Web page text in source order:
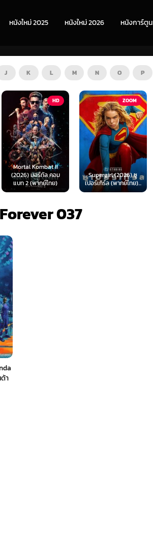
หนังใหม่ 2025 หนังใหม่ 2026 หนังการ์ตูน
J K L M N O P
ZOOM
Supergirl (2026) ซู
เปอร์เกิร์ล (พากย์ไทย)...
HD
The Thursday
Murder Club (2025)
ชมรมไขคดีฆาตกรรมวัน
พฤหัส...
037
า